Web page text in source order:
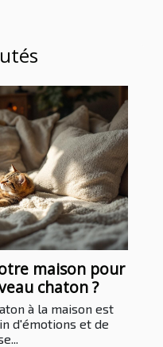
maison pour
chaton ?
à la maison est
d'émotions et de